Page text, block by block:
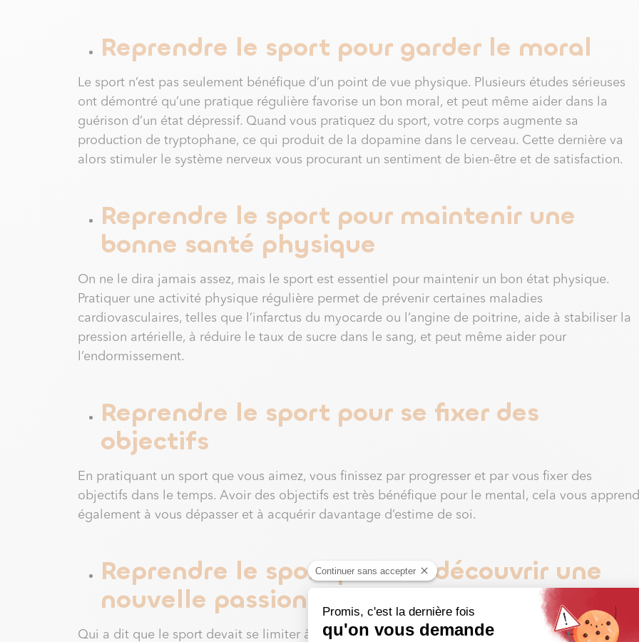
Reprendre le sport pour garder le moral
Le sport n’est pas seulement bénéfique d’un point de vue physique. Plusieurs études sérieuses
ont démontré qu’une pratique régulière favorise un bon moral, et peut même aider dans la
guérison d’un état dépressif. Quand vous pratiquez du sport, votre corps augmente sa
production de tryptophane, ce qui produit de la dopamine dans le cerveau. Cette dernière va
alors stimuler le système nerveux vous procurant un sentiment de bien-être et de satisfaction.
Reprendre le sport pour maintenir une
bonne santé physique
On ne le dira jamais assez, mais le sport est essentiel pour maintenir un bon état physique.
Pratiquer une activité physique régulière permet de prévenir certaines maladies
cardiovasculaires, telles que l’infarctus du myocarde ou l’angine de poitrine, aide à stabiliser la
pression artérielle, à réduire le taux de sucre dans le sang, et peut même aider pour
l’endormissement.
Reprendre le sport pour se fixer des
objectifs
En pratiquant un sport que vous aimez, vous finissez par progresser et par vous fixer des
objectifs dans le temps. Avoir des objectifs est très bénéfique pour le mental, cela vous apprend
également à vous dépasser et à acquérir davantage d’estime de soi.
Reprendre le sport pour se découvrir une
nouvelle passion
Qui a dit que le sport devait se limiter à aller à la salle ? Sports de combat, danse, tennis,